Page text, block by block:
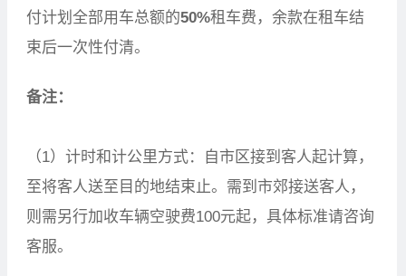
付计划全部用车总额的50%租车费，余款在租车结
束后一次性付清。
备注：
（1）计时和计公里方式：自市区接到客人起计算，
至将客人送至目的地结束止。需到市郊接送客人，
则需另行加收车辆空驶费100元起，具体标准请咨询
客服。